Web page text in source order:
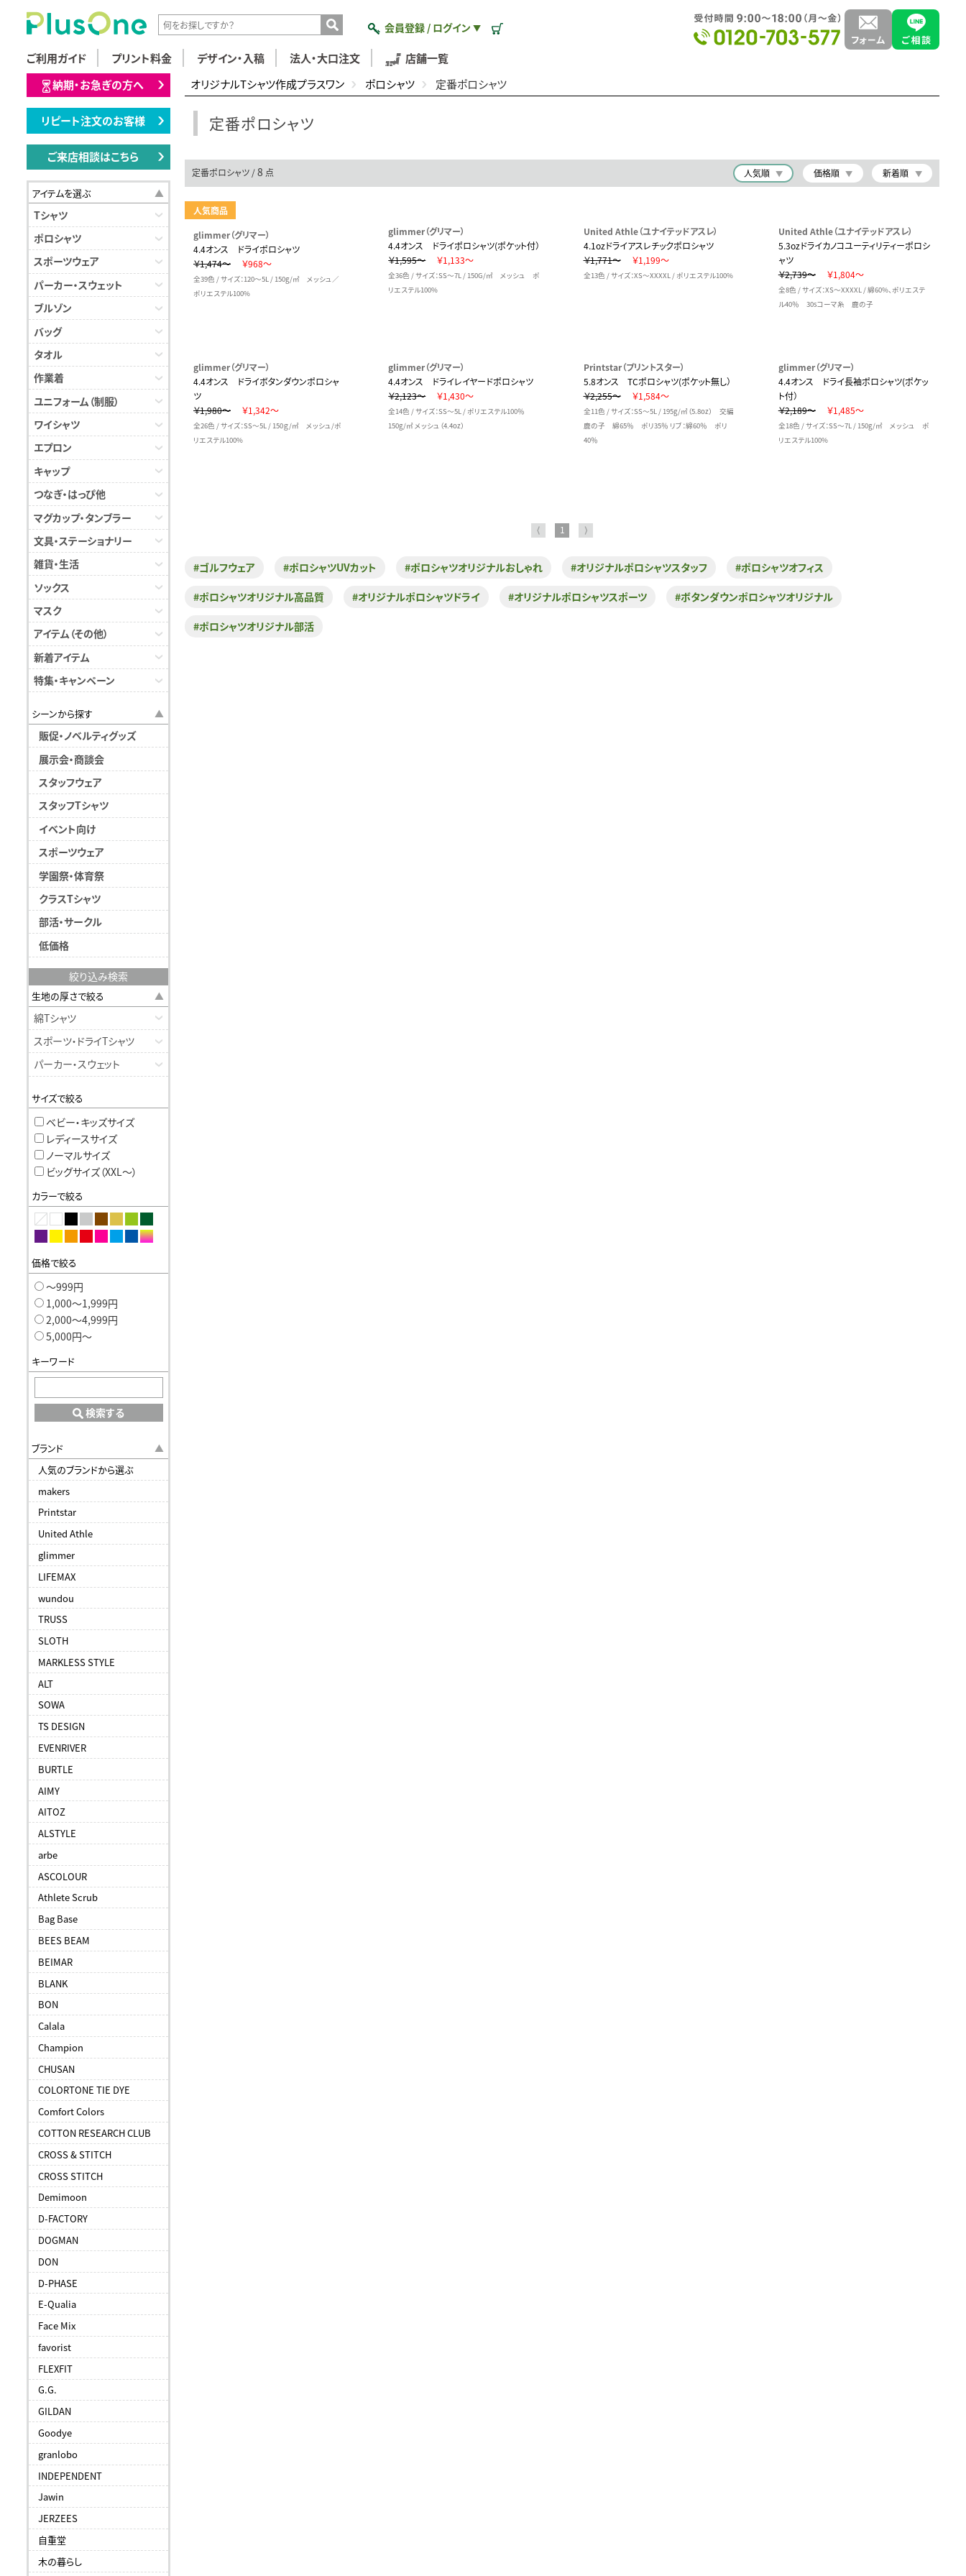
会員登録 / ログイン ▼
ご利用ガイド プリント料金 デザイン・入稿 法人・大口注文
店舗一覧
納期・お急ぎの方へ
リピート注文のお客様
ご来店相談はこちら
アイテムを選ぶ
Tシャツ
ポロシャツ
スポーツウェア
パーカー・スウェット
ブルゾン
バッグ
タオル
作業着
ユニフォーム（制服）
ワイシャツ
エプロン
キャップ
つなぎ・はっぴ他
マグカップ・タンブラー
文具・ステーショナリー
雑貨・生活
ソックス
マスク
アイテム（その他）
新着アイテム
特集・キャンペーン
シーンから探す
販促・ノベルティグッズ
展示会・商談会
スタッフウェア
スタッフTシャツ
イベント向け
スポーツウェア
学園祭・体育祭
クラスTシャツ
部活・サークル
低価格
絞り込み検索
生地の厚さで絞る
綿Tシャツ
スポーツ・ドライTシャツ
パーカー・スウェット
サイズで絞る
ベビー・キッズサイズ
レディースサイズ
ノーマルサイズ
ビッグサイズ（XXL〜）
カラーで絞る
価格で絞る
〜999円
1,000〜1,999円
2,000〜4,999円
5,000円〜
キーワード
検索する
ブランド
人気のブランドから選ぶ
makers
Printstar
United Athle
glimmer
LIFEMAX
wundou
TRUSS
SLOTH
MARKLESS STYLE
ALT
SOWA
TS DESIGN
EVENRIVER
BURTLE
AIMY
AITOZ
ALSTYLE
arbe
ASCOLOUR
Athlete Scrub
Bag Base
BEES BEAM
BEIMAR
BLANK
BON
Calala
Champion
CHUSAN
COLORTONE TIE DYE
Comfort Colors
COTTON RESEARCH CLUB
CROSS & STITCH
CROSS STITCH
Demimoon
D-FACTORY
DOGMAN
DON
D-PHASE
E-Qualia
Face Mix
favorist
FLEXFIT
G.G.
GILDAN
Goodye
granlobo
INDEPENDENT
Jawin
JERZEES
自重堂
木の暮らし
オリジナルTシャツ作成プラスワン ポロシャツ 定番ポロシャツ
定番ポロシャツ
定番ポロシャツ /8 点 人気順 価格順 新着順
人気商品
glimmer（グリマー）
4.4オンス ドライポロシャツ
￥1,474～
￥968～
全39色 / サイズ：120～5L / 150g/㎡ メッシュ／
ポリエステル100%
glimmer（グリマー）
4.4オンス ドライポロシャツ(ポケット付）
￥1,595～
￥1,133～
全36色 / サイズ：SS～7L / 150G/㎡ メッシュ ポ
リエステル100%
United Athle（ユナイテッドアスレ）
4.1ozドライアスレチックポロシャツ
￥1,771～
￥1,199～
全13色 / サイズ：XS～XXXXL / ポリエステル100%
United Athle（ユナイテッドアスレ）
5.3ozドライカノコユーティリティーポロシ
ャツ
￥2,739～
￥1,804～
全8色 / サイズ：XS～XXXXL / 綿60%、ポリエステ
ル40％ 30sコーマ糸 鹿の子
glimmer（グリマー）
4.4オンス ドライボタンダウンポロシャ
ツ
￥1,980～
￥1,342～
全26色 / サイズ：SS～5L / 150ｇ/㎡ メッシュ/ポ
リエステル100%
glimmer（グリマー）
4.4オンス ドライレイヤードポロシャツ
￥2,123～
￥1,430～
全14色 / サイズ：SS～5L / ポリエステル100％
150g/㎡ メッシュ（4.4oz）
Printstar（プリントスター）
5.8オンス TCポロシャツ(ポケット無し）
￥2,255～
￥1,584～
全11色 / サイズ：SS～5L / 195g/㎡（5.8oz） 交編
鹿の子 綿65％ ポリ35％ リブ：綿60％ ポリ
40％
glimmer（グリマー）
4.4オンス ドライ長袖ポロシャツ(ポケッ
ト付）
￥2,189～
￥1,485～
全18色 / サイズ：SS～7L / 150g/㎡ メッシュ ポ
リエステル100%
⟨ 1 ⟩
#ゴルフウェア #ポロシャツUVカット #ポロシャツオリジナルおしゃれ #オリジナルポロシャツスタッフ #ポロシャツオフィス
#ポロシャツオリジナル高品質 #オリジナルポロシャツドライ #オリジナルポロシャツスポーツ #ボタンダウンポロシャツオリジナル
#ポロシャツオリジナル部活